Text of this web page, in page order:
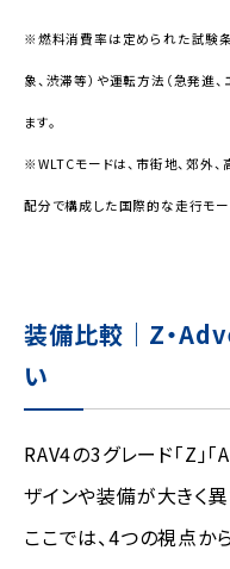
※燃料消費率は定められた試験条
象、渋滞等）や運転方法（急発進
ます。
※WLTCモードは、市街地、郊外
配分で構成した国際的な走行モー
装備比較｜Z・
い
RAV4の3グレード「Z」
ザインや装備が大きく異
ここでは、4つの視点か